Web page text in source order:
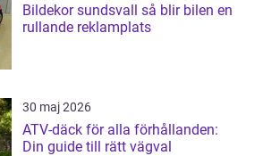
Bildekor sundsvall så blir bilen en
rullande reklamplats
30 maj 2026
ATV-däck för alla förhållanden:
Din guide till rätt vägval